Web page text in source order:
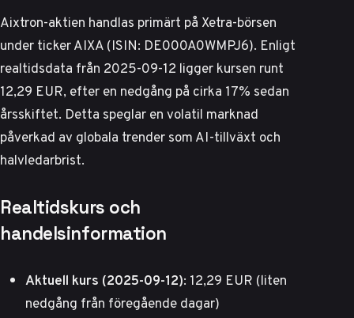
Aixtron-aktien handlas primärt på Xetra-börsen
under ticker AIXA (ISIN: DE000A0WMPJ6). Enligt
realtidsdata från 2025-09-12 ligger kursen runt
12,29 EUR, efter en nedgång på cirka 17% sedan
årsskiftet. Detta speglar en volatil marknad
påverkad av globala trender som AI-tillväxt och
halvledarbrist.
Realtidskurs och
handelsinformation
Aktuell kurs (2025-09-12): 12,29 EUR (liten
nedgång från föregående dagar)